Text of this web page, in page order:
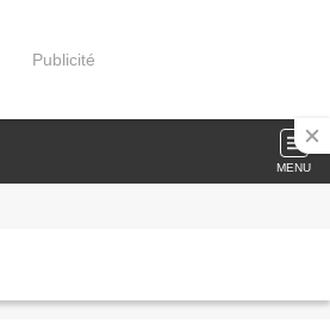
Publicité
MENU